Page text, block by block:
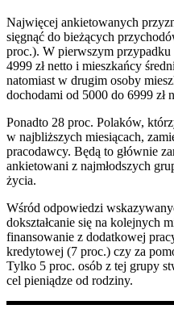
Najwięcej ankietowanych
sięgnąć do bieżących
proc.). W pierwszym
4999 zł netto i mieszkańcy
natomiast w drugim osoby
dochodami od 5000 do 6999 zł
Ponadto 28 proc. Polaków,
w najbliższych miesiącach,
pracodawcy. Będą to głównie
ankietowani z najmłodszych
życia.
Wśród odpowiedzi
dokształcanie się na kolejnych
finansowanie z dodatkowej
kredytowej (7 proc.) czy za
Tylko 5 proc. osób z tej grupy
cel pieniądze od rodziny.